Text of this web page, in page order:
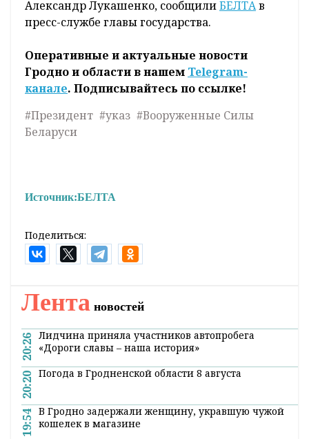
Александр Лукашенко, сообщилиБЕЛТАв
пресс-службе главы государства.
Оперативные и актуальные новости
Гродно и области в нашем Telegram-
канале. Подписывайтесь по ссылке!
#Президент #указ #Вооруженные Силы
Беларуси
Источник:БЕЛТА
Поделиться:
Лента новостей
20:26 Лидчина приняла участников автопробега
«Дороги славы – наша история»
20:20 Погода в Гродненской области 8 августа
19:54 В Гродно задержали женщину, укравшую чужой
кошелек в магазине